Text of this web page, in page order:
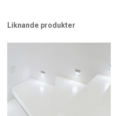
Liknande produkter